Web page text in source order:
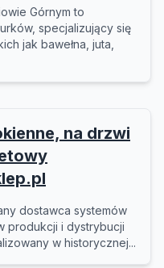
Górnym to
specjalizujący się
jak bawełna, juta,
na drzwi
dostawca systemów
produkcji i dystrybucji
w historycznej...